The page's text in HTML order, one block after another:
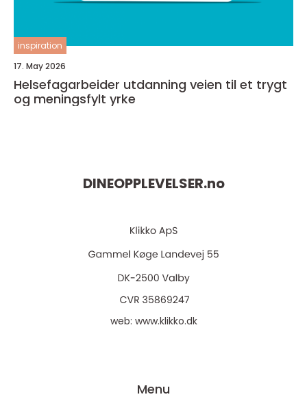
inspiration
17. May 2026
Helsefagarbeider utdanning veien til et trygt
og meningsfylt yrke
DINEOPPLEVELSER.no
web: www.klikko.dk
Menu